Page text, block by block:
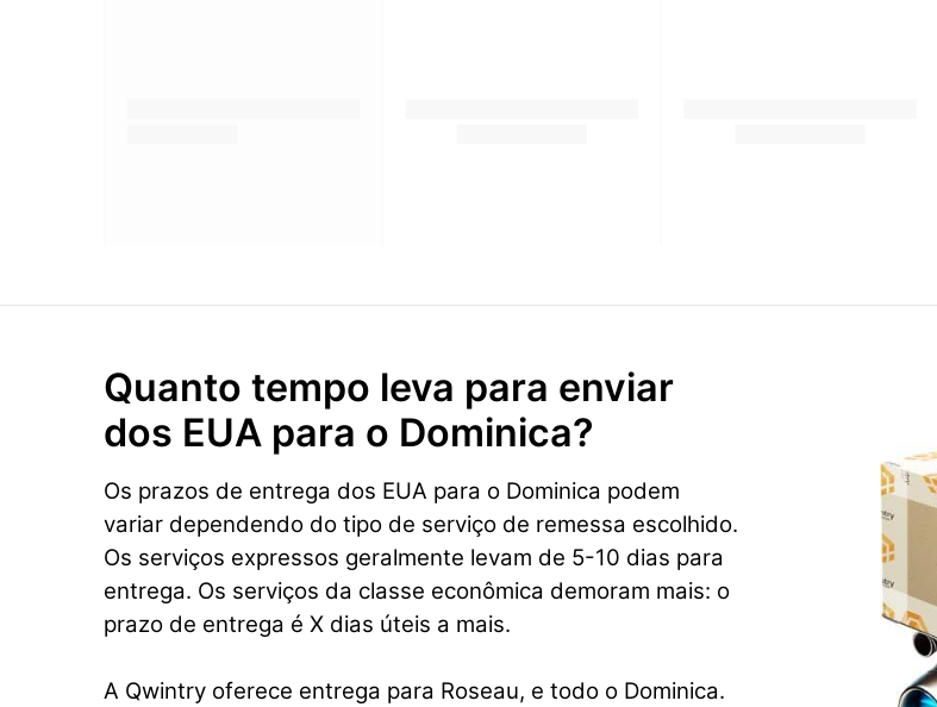
Quanto tempo leva para enviar
dos EUA para o Dominica?
Os prazos de entrega dos EUA para o Dominica podem
variar dependendo do tipo de serviço de remessa escolhido.
Os serviços expressos geralmente levam de 5-10 dias para
entrega. Os serviços da classe econômica demoram mais: o
prazo de entrega é X dias úteis a mais.
A Qwintry oferece entrega para Roseau, e todo o Dominica.